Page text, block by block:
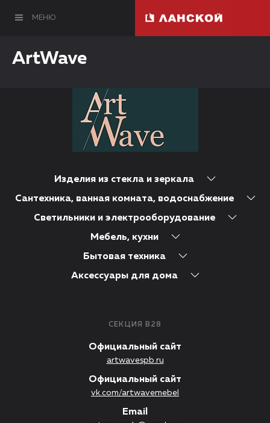
МЕНЮ
ArtWave
Изделия из стекла и зеркала
Сантехника, ванная комната, водоснабжение
Светильники и электрооборудование
Мебель, кухни
Бытовая техника
Аксессуары для дома
СЕКЦИЯ B28
Официальный сайт
artwavespb.ru
Официальный сайт
vk.com/artwavemebel
Email